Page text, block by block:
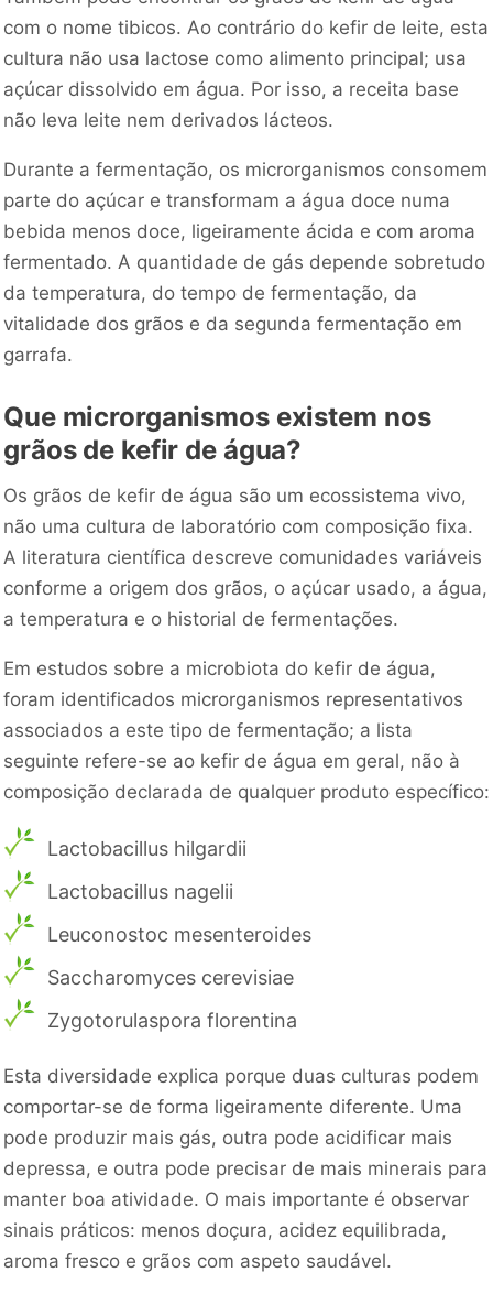
com o nome tibicos. Ao contrário do kefir de leite, esta
cultura não usa lactose como alimento principal; usa
açúcar dissolvido em água. Por isso, a receita base
não leva leite nem derivados lácteos.
Durante a fermentação, os microrganismos consomem
parte do açúcar e transformam a água doce numa
bebida menos doce, ligeiramente ácida e com aroma
fermentado. A quantidade de gás depende sobretudo
da temperatura, do tempo de fermentação, da
vitalidade dos grãos e da segunda fermentação em
garrafa.
Que microrganismos existem nos
grãos de kefir de água?
Os grãos de kefir de água são um ecossistema vivo,
não uma cultura de laboratório com composição fixa.
A literatura científica descreve comunidades variáveis
conforme a origem dos grãos, o açúcar usado, a água,
a temperatura e o historial de fermentações.
Em estudos sobre a microbiota do kefir de água,
foram identificados microrganismos representativos
associados a este tipo de fermentação; a lista
seguinte refere-se ao kefir de água em geral, não à
composição declarada de qualquer produto específico:
Lactobacillus hilgardii
Lactobacillus nagelii
Leuconostoc mesenteroides
Saccharomyces cerevisiae
Zygotorulaspora florentina
Esta diversidade explica porque duas culturas podem
comportar-se de forma ligeiramente diferente. Uma
pode produzir mais gás, outra pode acidificar mais
depressa, e outra pode precisar de mais minerais para
manter boa atividade. O mais importante é observar
sinais práticos: menos doçura, acidez equilibrada,
aroma fresco e grãos com aspeto saudável.